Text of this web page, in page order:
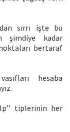
sırrı işte bu
şimdiye kadar
bertaraf
hesaba
tiplerinin her